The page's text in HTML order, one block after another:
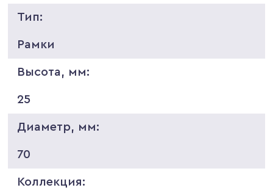
Тип:
Рамки
Высота, мм:
25
Диаметр, мм:
70
Коллекция: